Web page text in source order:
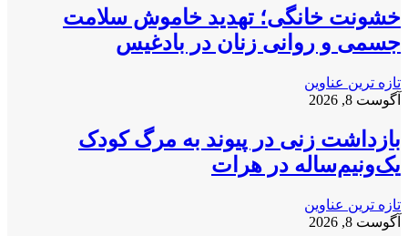
خشونت خانگی؛ تهدید خاموش سلامت
جسمی و روانی زنان در بادغیس
تازه ترین عناوین
آگوست 8, 2026
بازداشت زنی در پیوند به مرگ کودک
یک‌ونیم‌ساله در هرات
تازه ترین عناوین
آگوست 8, 2026